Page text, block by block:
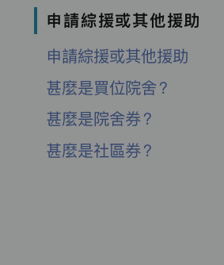
申請綜援或其他援助
申請綜援或其他援助
甚麼是買位院舍？
甚麼是院舍券？
甚麼是社區券？